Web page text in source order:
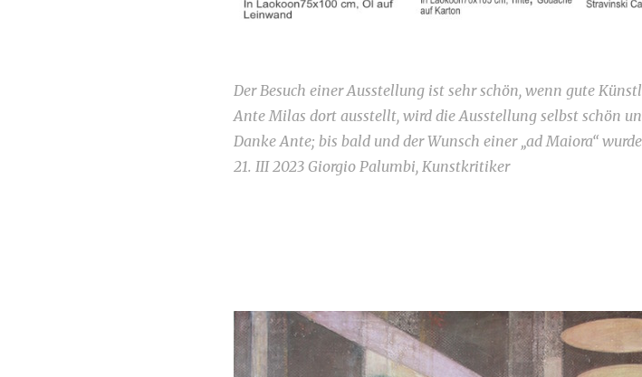
Der Besuch einer Ausstellung ist sehr schön, wenn gute
Ante Milas dort ausstellt, wird die Ausstellung selbst schön
Danke Ante; bis bald und der Wunsch einer „ad Maiora“
21. III 2023 Giorgio Palumbi, Kunstkritiker